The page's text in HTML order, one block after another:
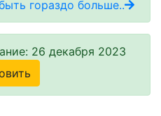
гораздо больше..
26 декабря 2023